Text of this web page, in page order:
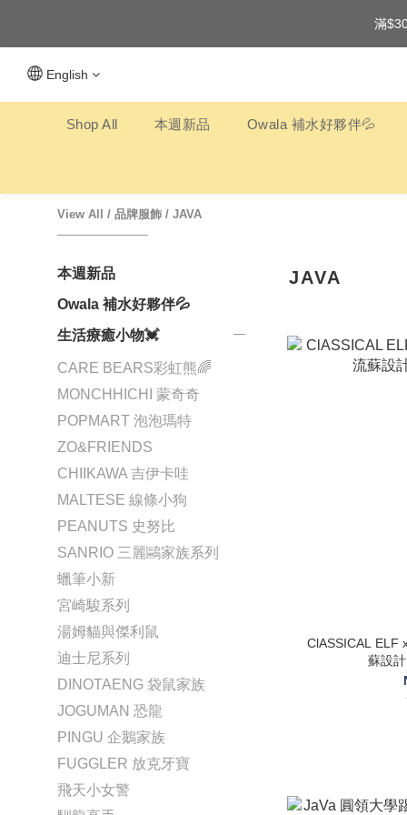
滿
English
Shop All 本週新品 Owala 補水好夥伴💦
View All / 品牌服飾 / JAVA
本週新品
Owala 補水好夥伴💦
生活療癒小物💓
CARE BEARS彩虹熊🌈
MONCHHICHI 蒙奇奇
POPMART 泡泡瑪特
ZO&FRIENDS
CHIIKAWA 吉伊卡哇
MALTESE 線條小狗
PEANUTS 史努比
SANRIO 三麗鷗家族系列
蠟筆小新
宮崎駿系列
湯姆貓與傑利鼠
迪士尼系列
DINOTAENG 袋鼠家族
JOGUMAN 恐龍
PINGU 企鵝家族
FUGGLER 放克牙寶
飛天小女警
JAVA
ClASSICAL ELF
蘇設